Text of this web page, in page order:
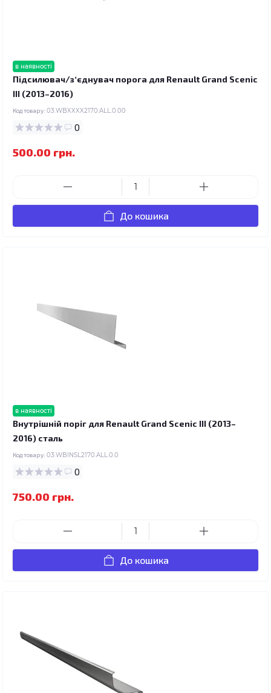
в наявності
Підсилювач/зʼєднувач порога для Renault Grand Scenic
III (2013–2016)
Код товару: 03.WBXXXX2170.ALL.0.00
0
500.00 грн.
До кошика
в наявності
Внутрішній поріг для Renault Grand Scenic III (2013–
2016) сталь
Код товару: 03.WBINSL2170.ALL.0.0
0
750.00 грн.
До кошика